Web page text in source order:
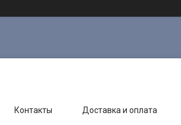
Контакты Доставка и оплата